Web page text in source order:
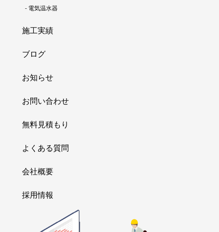
- 電気温水器
施工実績
ブログ
お知らせ
お問い合わせ
無料見積もり
よくある質問
会社概要
採用情報